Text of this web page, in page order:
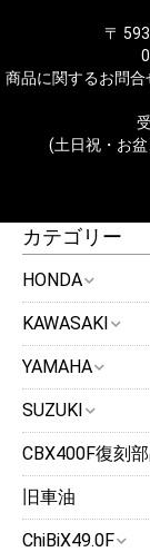
カテゴリー
HONDA
KAWASAKI
YAMAHA
SUZUKI
CBX400F復刻
旧車油
ChiBiX49.0F
〒
商品に関するお問
(土日祝・お